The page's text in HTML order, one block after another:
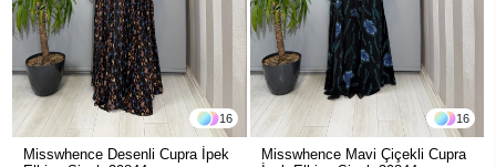
16
Misswhence Desenli Cupra İpek
16
Misswhence Mavi Çiçekli Cupra